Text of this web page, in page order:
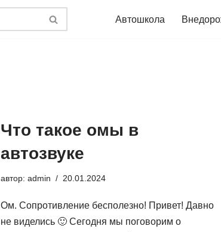
Автошкола
Что такое омы в
автозвуке
автор: admin 20.01.2024
Ом. Сопротивление бесполезно! Привет! Давно
не виделись 🙂 Сегодня мы поговорим о